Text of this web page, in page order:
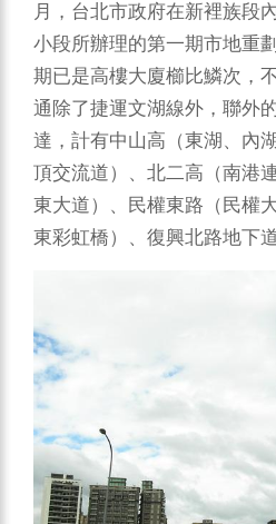
月，台北市政府在新裡族段
小段所辦理的第一期市地重
期已是高樓大廈櫛比鱗次，
通除了捷運文湖線外，聯外
達，計有中山高（東湖、內
頂交流道）、北二高（南港
東大道）、民權東路（民權
東彩虹橋）、復興北路地下道